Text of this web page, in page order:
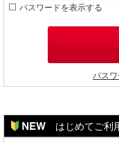
パスワードを表示する
パス
はじめてご利